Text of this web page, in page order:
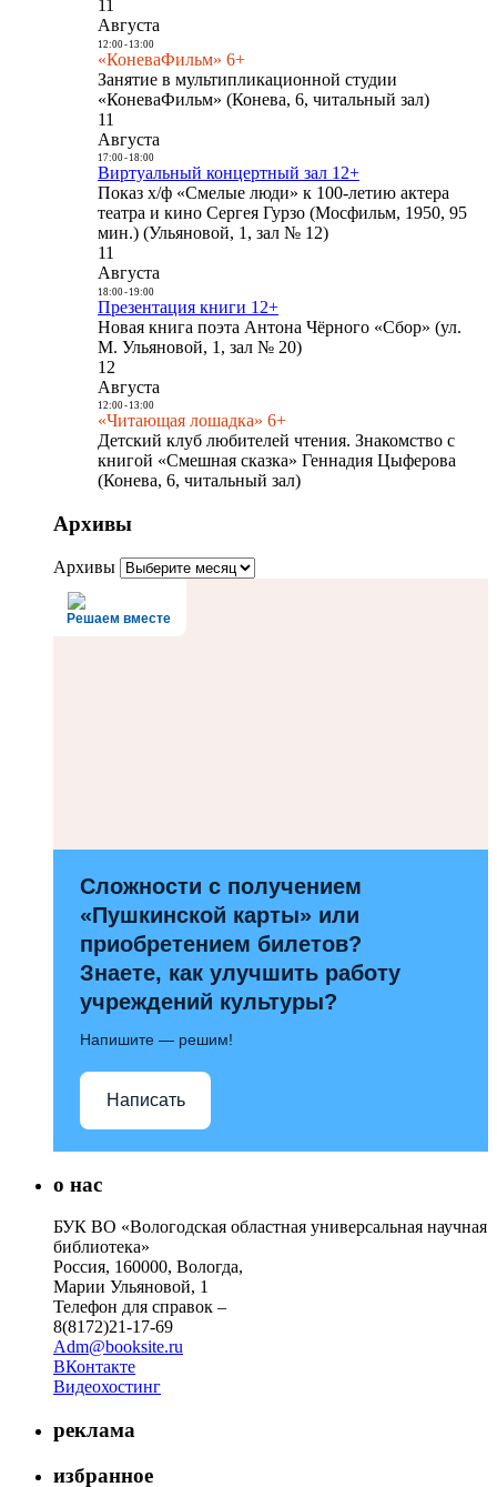
11
Августа
12:00- 13:00
«КоневаФильм» 6+
Занятие в мультипликационной студии
«КоневаФильм» (Конева, 6, читальный зал)
11
Августа
17:00- 18:00
Виртуальный концертный зал 12+
Показ х/ф «Смелые люди» к 100-летию актера
театра и кино Сергея Гурзо (Мосфильм, 1950, 95
мин.) (Ульяновой, 1, зал № 12)
11
Августа
18:00- 19:00
Презентация книги 12+
Новая книга поэта Антона Чёрного «Сбор» (ул.
М. Ульяновой, 1, зал № 20)
12
Августа
12:00- 13:00
«Читающая лошадка» 6+
Детский клуб любителей чтения. Знакомство с
книгой «Смешная сказка» Геннадия Цыферова
(Конева, 6, читальный зал)
Архивы
Архивы
Решаем вместе
Сложности с получением
«Пушкинской карты» или
приобретением билетов?
Знаете, как улучшить работу
учреждений культуры?
Напишите — решим!
Написать
о нас
БУК ВО «Вологодская областная универсальная научная
библиотека»
Россия, 160000, Вологда,
Марии Ульяновой, 1
Телефон для справок –
8(8172)21-17-69
Adm@booksite.ru
ВКонтакте
Видеохостинг
реклама
избранное